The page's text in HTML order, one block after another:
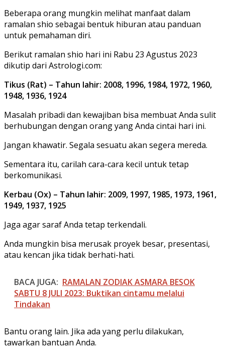
Beberapa orang mungkin melihat manfaat dalam
ramalan shio sebagai bentuk hiburan atau panduan
untuk pemahaman diri.
Berikut ramalan shio hari ini Rabu 23 Agustus 2023
dikutip dari Astrologi.com:
Tikus (Rat) – Tahun lahir: 2008, 1996, 1984, 1972, 1960,
1948, 1936, 1924
Masalah pribadi dan kewajiban bisa membuat Anda sulit
berhubungan dengan orang yang Anda cintai hari ini.
Jangan khawatir. Segala sesuatu akan segera mereda.
Sementara itu, carilah cara-cara kecil untuk tetap
berkomunikasi.
Kerbau (Ox) – Tahun lahir: 2009, 1997, 1985, 1973, 1961,
1949, 1937, 1925
Jaga agar saraf Anda tetap terkendali.
Anda mungkin bisa merusak proyek besar, presentasi,
atau kencan jika tidak berhati-hati.
BACA JUGA: RAMALAN ZODIAK ASMARA BESOK
SABTU 8 JULI 2023: Buktikan cintamu melalui
Tindakan
Bantu orang lain. Jika ada yang perlu dilakukan,
tawarkan bantuan Anda.